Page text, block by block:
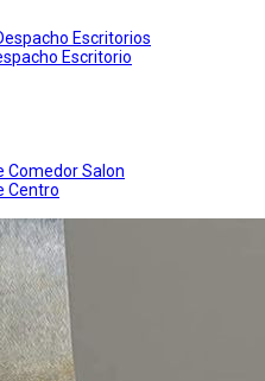
Escritorios
Escritorio
Comedor Salon
Centro